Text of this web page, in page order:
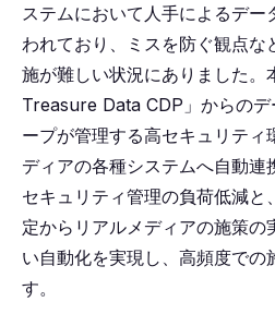
ステムにおいて人手によるデー
われており、ミスを防ぐ観点な
施が難しい状況にありました。
Treasure Data CDP」からの
ープが管理する高セキュリティ
ディアの各種システムへ自動連
セキュリティ管理の負荷低減と
定からリアルメディアの施策の
い自動化を実現し、高頻度での
す。